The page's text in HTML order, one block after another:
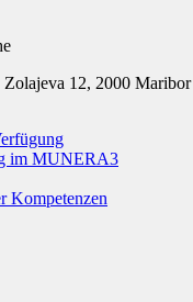
im MUNERA3
Kompetenzen
12, 2000 Maribor